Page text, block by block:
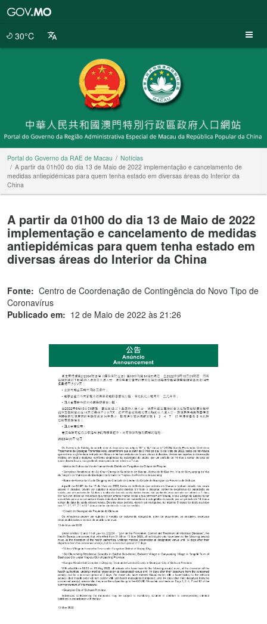
30°C
Portal do Governo da RAE de Macau
Notícias
A partir da 01h00 do dia 13 de Maio de 2022 implementação e cancelamento de
medidas antiepidémicas para quem tenha estado em diversas áreas do Interior da
China
A partir da 01h00 do dia 13 de Maio de 2022
implementação e cancelamento de medidas
antiepidémicas para quem tenha estado em
diversas áreas do Interior da China
Fonte: Centro de Coordenação de Contingência do Novo Tipo de
Coronavírus
Publicado em: 12 de Maio de 2022 às 21:26